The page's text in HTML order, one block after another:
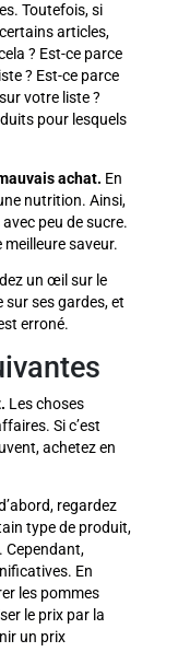
Toutefois, si
articles,
? Est-ce parce
? Est-ce parce
votre liste ?
pour lesquels
achat. En
nutrition. Ainsi,
peu de sucre.
saveur.
un œil sur le
ses gardes, et
erroné.
Les choses
Si c’est
achetez en
regardez
type de produit,
Cependant,
En
les pommes
le prix par la
un prix